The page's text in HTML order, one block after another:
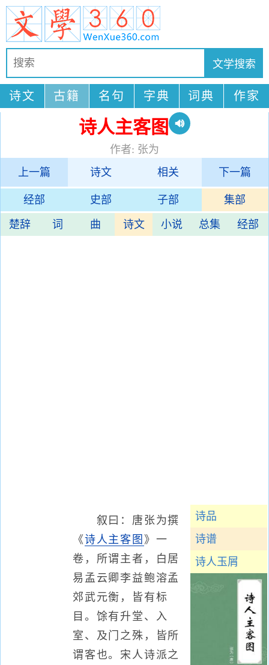
诗文 古籍 名句 字典 词典 作家
诗人主客图
作者: 张为
上一篇
诗文 相关 下一篇
经部 史部 子部 集部
楚辞 词 曲 诗文 小说 总集 经部
诗品
诗谱
诗人玉屑
叙曰：唐张为撰
《诗人主客图 》一
卷，所谓主者，白居
易孟云卿李益鲍溶孟
郊武元衡，皆有标
目。馀有升堂、入
室、及门之殊，皆所
谓客也。宋人诗派之